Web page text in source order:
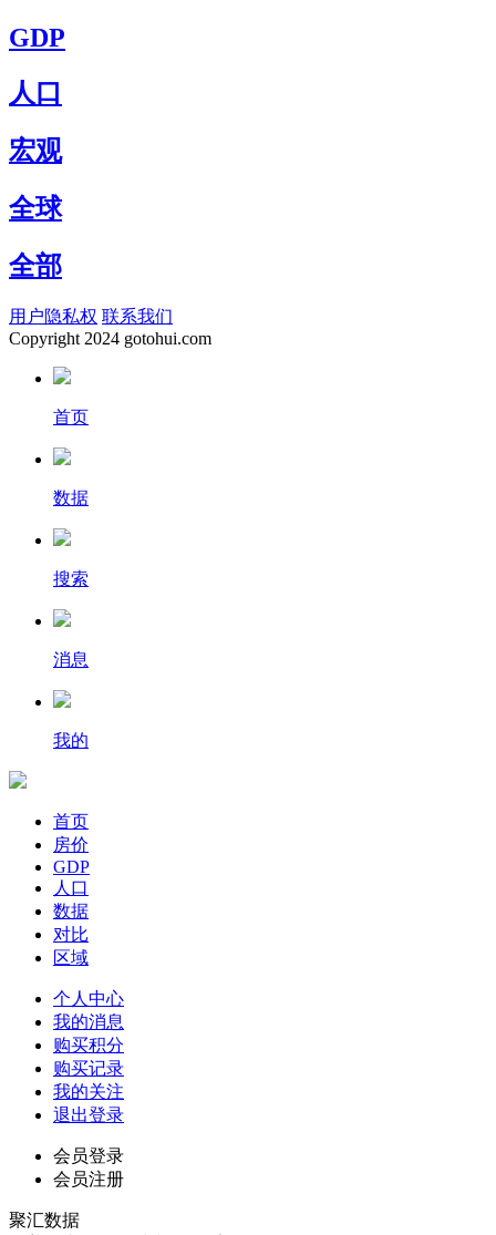
GDP
人口
宏观
全球
全部
用户隐私权 联系我们
Copyright 2024 gotohui.com
首页
数据
搜索
消息
我的
首页
房价
GDP
人口
数据
对比
区域
个人中心
我的消息
购买积分
购买记录
我的关注
退出登录
会员登录
会员注册
聚汇数据